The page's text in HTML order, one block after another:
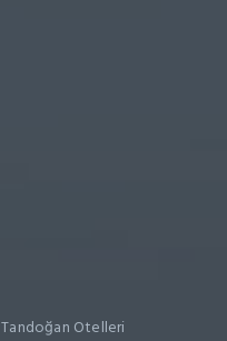
Tandoğan Otelleri